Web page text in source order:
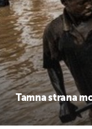
Tamna strana